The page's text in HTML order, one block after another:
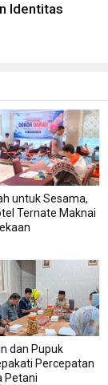
Identitas
untuk Sesama,
Ternate Maknai
dan Pupuk
Percepatan
Petani